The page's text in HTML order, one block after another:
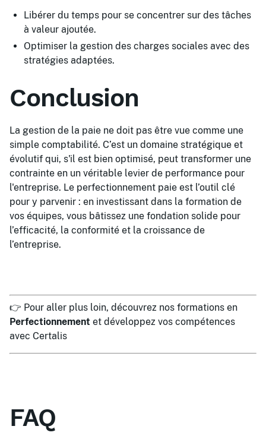
Libérer du temps pour se concentrer sur des tâches
à valeur ajoutée.
Optimiser la gestion des charges sociales avec des
stratégies adaptées.
Conclusion
La gestion de la paie ne doit pas être vue comme une
simple comptabilité. C’est un domaine stratégique et
évolutif qui, s'il est bien optimisé, peut transformer une
contrainte en un véritable levier de performance pour
l'entreprise. Le perfectionnement paie est l’outil clé
pour y parvenir : en investissant dans la formation de
vos équipes, vous bâtissez une fondation solide pour
l’efficacité, la conformité et la croissance de
l’entreprise.
👉 Pour aller plus loin, découvrez nos formations en
Perfectionnement et développez vos compétences
avec Certalis
FAQ